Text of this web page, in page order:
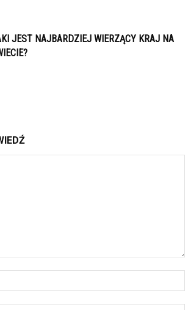
JEST NAJBARDZIEJ WIERZĄCY KRAJ NA